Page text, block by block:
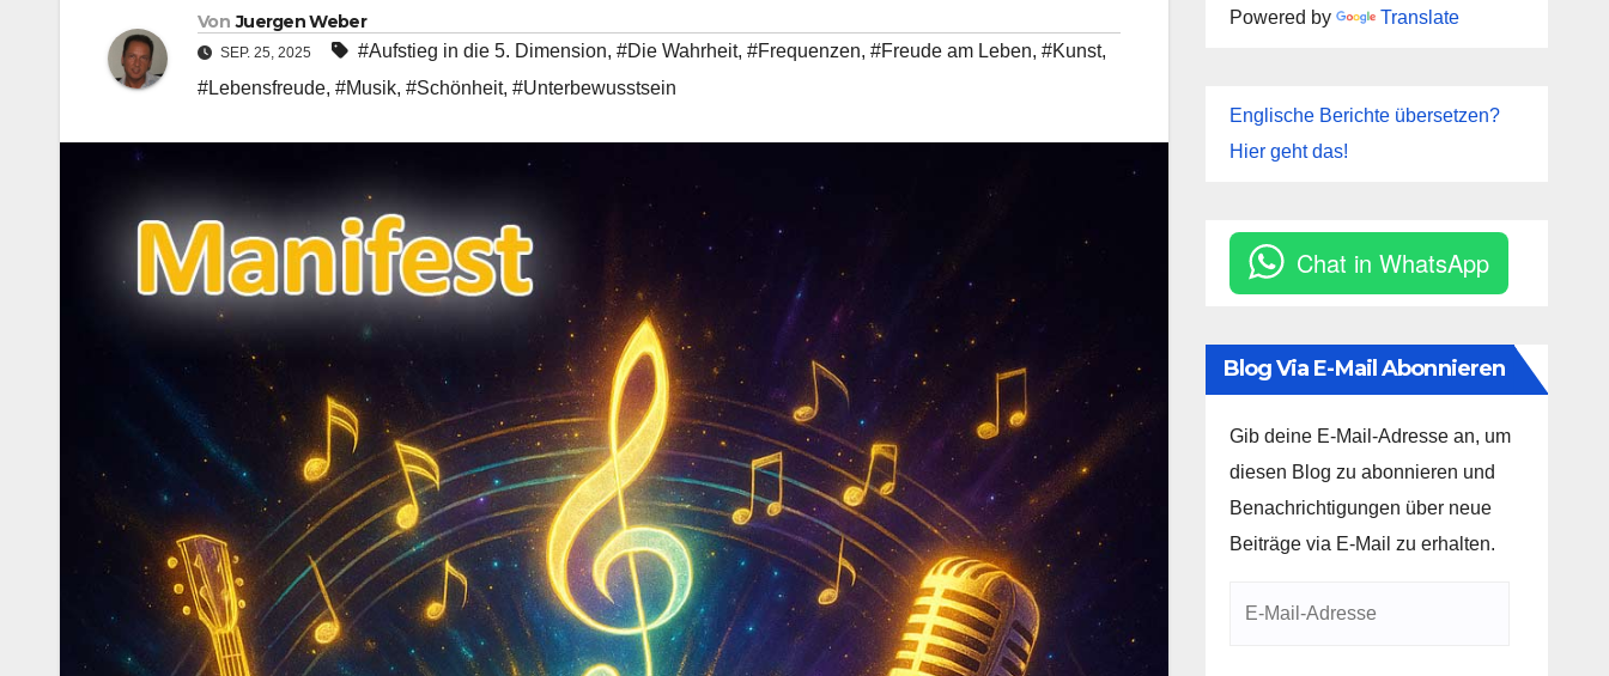
Von Juergen Weber
SEP. 25, 2025 #Aufstieg in die 5. Dimension, #Die Wahrheit, #Frequenzen, #Freude am Leben, #Kunst,
#Lebensfreude, #Musik, #Schönheit, #Unterbewusstsein
Powered by Translate
Englische Berichte übersetzen?
Hier geht das!
Chat in WhatsApp
Blog Via E-Mail Abonnieren
Gib deine E-Mail-Adresse an, um
diesen Blog zu abonnieren und
Benachrichtigungen über neue
Beiträge via E-Mail zu erhalten.